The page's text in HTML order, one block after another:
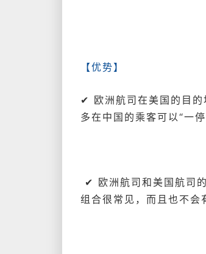
【优势】
✔ 欧洲航司在美国的目的
多在中国的乘客可以“一停
✔ 欧洲航司和美国航司
组合很常见，而且也不会